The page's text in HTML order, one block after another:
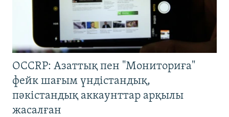
OCCRP: Азаттық пен "Мониториға"
фейк шағым үндістандық,
пәкістандық аккаунттар арқылы
жасалған